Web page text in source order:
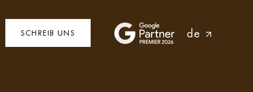
SCHREIB UNS de